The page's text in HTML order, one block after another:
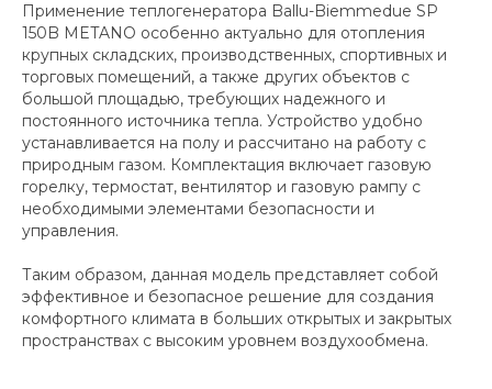
Применение теплогенератора Ballu-Biemmedue SP
150B METANO особенно актуально для отопления
крупных складских, производственных, спортивных и
торговых помещений, а также других объектов с
большой площадью, требующих надежного и
постоянного источника тепла. Устройство удобно
устанавливается на полу и рассчитано на работу с
природным газом. Комплектация включает газовую
горелку, термостат, вентилятор и газовую рампу с
необходимыми элементами безопасности и
управления.
Таким образом, данная модель представляет собой
эффективное и безопасное решение для создания
комфортного климата в больших открытых и закрытых
пространствах с высоким уровнем воздухообмена.